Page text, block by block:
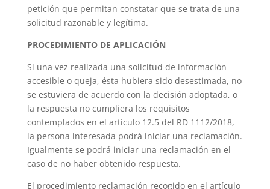
petición que permitan constatar que se trata de una
solicitud razonable y legítima.
PROCEDIMIENTO DE APLICACIÓN
Si una vez realizada una solicitud de información
accesible o queja, ésta hubiera sido desestimada, no
se estuviera de acuerdo con la decisión adoptada, o
la respuesta no cumpliera los requisitos
contemplados en el artículo 12.5 del RD 1112/2018,
la persona interesada podrá iniciar una reclamación.
Igualmente se podrá iniciar una reclamación en el
caso de no haber obtenido respuesta.
El procedimiento reclamación recogido en el artículo